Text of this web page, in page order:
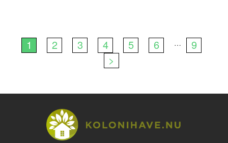
1 2 3 4 5 6 …
9
>